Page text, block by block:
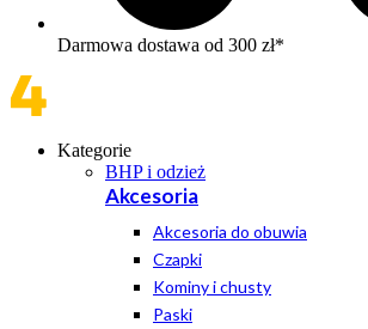
Darmowa dostawa od 300 zł*
Kategorie
BHP i odzież
Akcesoria
Akcesoria do obuwia
Czapki
Kominy i chusty
Paski